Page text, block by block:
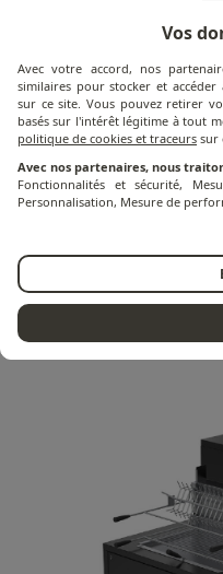
Spécifications
Contenu du colis et
Conseil d’entretien
Vos
Avec votre accord, nos
similaires pour stocker et
sur ce site. Vous pouvez retirer
basés sur l'intérêt légitime à tout
politique de cookies et traceurs sur
Avec nos partenaires, nous
Fonctionnalités et sécurité,
Personnalisation, Mesure de